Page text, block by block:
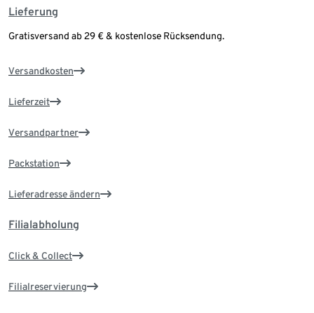
Lieferung
Gratisversand ab 29 € & kostenlose Rücksendung.
Versandkosten
Lieferzeit
Versandpartner
Packstation
Lieferadresse ändern
Filialabholung
Click & Collect
Filialreservierung